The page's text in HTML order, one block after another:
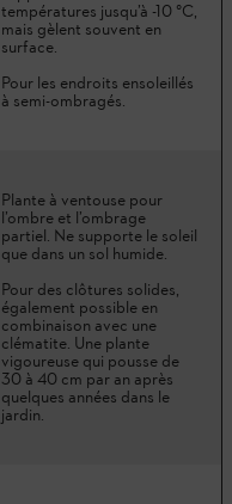
températures jusqu’à -10 °C,
mais gèlent souvent en
surface.
Pour les endroits ensoleillés
à semi-ombragés.
Plante à ventouse pour
l’ombre et l’ombrage
partiel. Ne supporte le soleil
que dans un sol humide.
Pour des clôtures solides,
également possible en
combinaison avec une
clématite. Une plante
vigoureuse qui pousse de
30 à 40 cm par an après
quelques années dans le
jardin.